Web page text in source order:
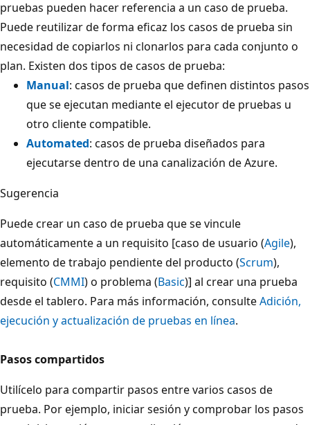
pruebas pueden hacer referencia a un caso de prueba.
Puede reutilizar de forma eficaz los casos de prueba sin
necesidad de copiarlos ni clonarlos para cada conjunto o
plan. Existen dos tipos de casos de prueba:
Manual: casos de prueba que definen distintos pasos
que se ejecutan mediante el ejecutor de pruebas u
otro cliente compatible.
Automated: casos de prueba diseñados para
ejecutarse dentro de una canalización de Azure.
Sugerencia
Puede crear un caso de prueba que se vincule
automáticamente a un requisito [caso de usuario (Agile),
elemento de trabajo pendiente del producto (Scrum),
requisito (CMMI) o problema (Basic)] al crear una prueba
desde el tablero. Para más información, consulteAdición,
ejecución y actualización de pruebas en línea.
Pasos compartidos
Utilícelo para compartir pasos entre varios casos de
prueba. Por ejemplo, iniciar sesión y comprobar los pasos